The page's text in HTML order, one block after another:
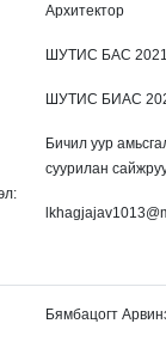
Архитектор
ШУТИС БАС 2021
ШУТИС БИАС
Бичил уур
суурилан
Бямбацогт